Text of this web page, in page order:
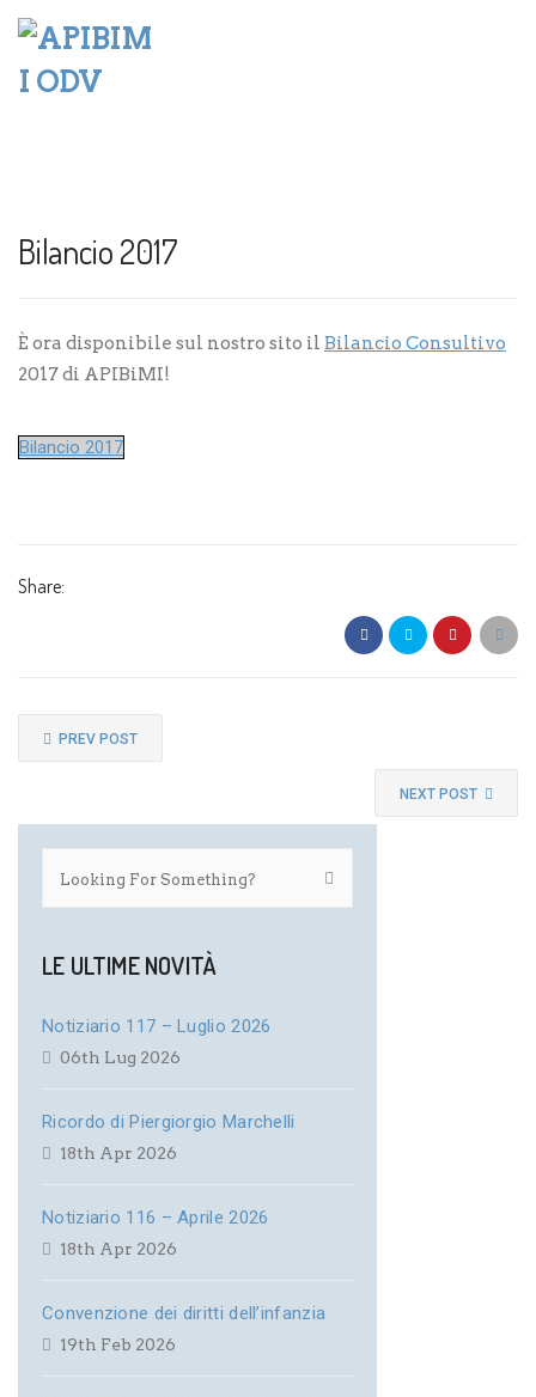
Bilancio 2017
È ora disponibile sul nostro sito il Bilancio Consultivo
2017 di APIBiMI!
Bilancio 2017
Share:
PREV POST
NEXT POST
LE ULTIME NOVITÀ
Notiziario 117 – Luglio 2026
06th Lug 2026
Ricordo di Piergiorgio Marchelli
18th Apr 2026
Notiziario 116 – Aprile 2026
18th Apr 2026
Convenzione dei diritti dell’infanzia
19th Feb 2026